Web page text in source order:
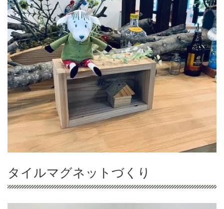
タイルマグネットづくり